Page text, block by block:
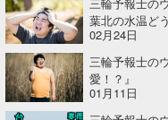
葉北の水温ど
02月24日
三輪予報士の
愛！？』
01月11日
wanda
予報士 hiro.
banpaku